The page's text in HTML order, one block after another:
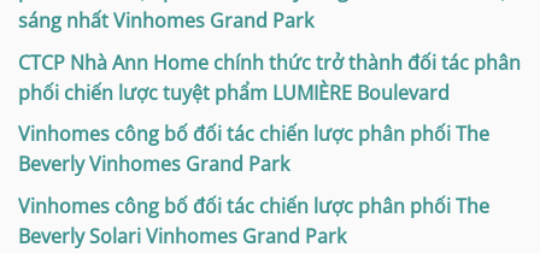
sáng nhất Vinhomes Grand Park
CTCP Nhà Ann Home chính thức trở thành đối tác phân
phối chiến lược tuyệt phẩm LUMIÈRE Boulevard
Vinhomes công bố đối tác chiến lược phân phối The
Beverly Vinhomes Grand Park
Vinhomes công bố đối tác chiến lược phân phối The
Beverly Solari Vinhomes Grand Park